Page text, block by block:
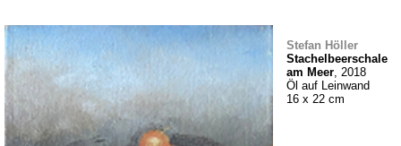
Stefan Höller
Stachelbeerschale
am Meer, 2018
Öl auf Leinwand
16 x 22 cm